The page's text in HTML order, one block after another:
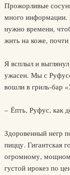
Прожорливые
много информации.
нужно времени,
жить на коже,
Я всплыл и
ужасен. Мы с
вошли в гриль-бар
– Ёпть, Руфус, как
Здоровенный негр
пиццу. Гигантская
огромному,
густой ирокез по